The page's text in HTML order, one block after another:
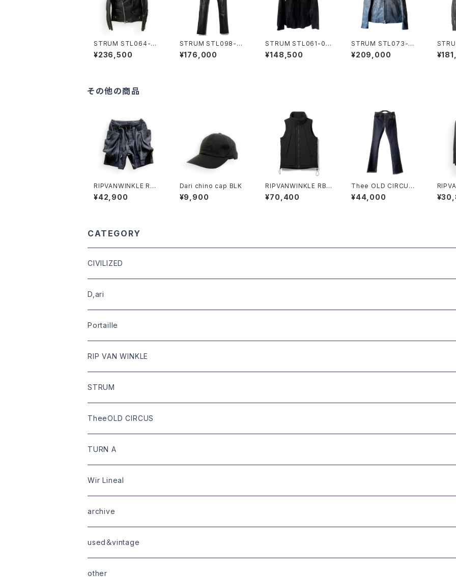
STRUM STL064-06
LIST Horse Double
Riders
¥236,500
STRUM STL098-01
LAD GEAR BLACK
¥176,000
STRUM STL061-01
BLACK
¥148,500
STRUM STL073-01
WHITE(GRAY)
¥209,000
その他の商品
RIPVANWINKLE RW-
706 BUSH SHORTS
BLACK
¥42,900
Dari chino cap BLK
¥9,900
RIPVANWINKLE RB-
631 MOUNTAIN JER
SEY VEST
¥70,400
Thee OLD CIRCUS
OLD NUMBER 2116
¥44,000
79
ACK
CATEGORY
CIVILIZED
leather
outer
tops
bottoms
goods
limited
D,ari
Dari Clothing
Dari hat
Portaille
boots
shoes
bag
goods
RIP VAN WINKLE
leather
outer
tops
bottoms
goods
shoes
shoes
STRUM
leather
outer
tops
bottoms
boots・sneaker
goods
TheeOLD CIRCUS
leather
tops
outer
tops
bottoms
boots
TURN A
Wir Lineal
outer
tops
tops
bottoms
archive
used＆vintage
other